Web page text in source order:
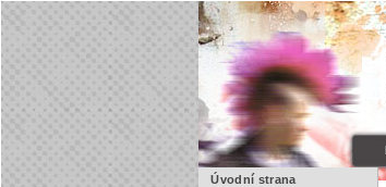
Úvodní strana